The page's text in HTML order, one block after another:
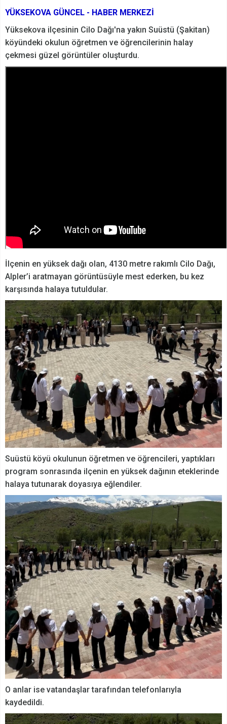
YÜKSEKOVA GÜNCEL - HABER MERKEZİ
Yüksekova ilçesinin Cilo Dağı'na yakın Suüstü (Şakitan)
köyündeki okulun öğretmen ve öğrencilerinin halay
çekmesi güzel görüntüler oluşturdu.
İlçenin en yüksek dağı olan, 4130 metre rakımlı Cilo Dağı,
Alpler’i aratmayan görüntüsüyle mest ederken, bu kez
karşısında halaya tutuldular.
Suüstü köyü okulunun öğretmen ve öğrencileri, yaptıkları
program sonrasında ilçenin en yüksek dağının eteklerinde
halaya tutunarak doyasıya eğlendiler.
O anlar ise vatandaşlar tarafından telefonlarıyla
kaydedildi.